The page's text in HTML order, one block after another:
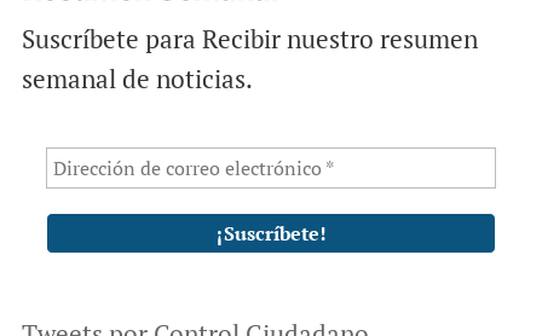
Suscríbete para Recibir nuestro resumen
semanal de noticias.